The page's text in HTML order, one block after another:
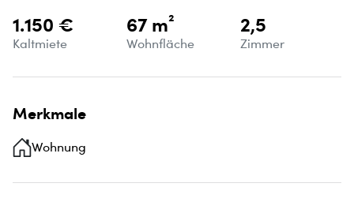
1.150 €
Kaltmiete
67 m²
Wohnfläche
2,5
Zimmer
Merkmale
Wohnung